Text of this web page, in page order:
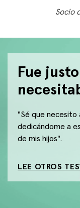
Socio
Fue
"Sé que
dedicándome a
de mis hijos".
LEE OTROS